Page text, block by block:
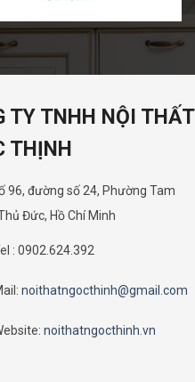
TY TNHH NỘI THẤT
THỊNH
96, đường số 24, Phường Tam
Đức, Hồ Chí Minh
: 0902.624.392
noithatngocthinh@gmail.com
noithatngocthinh.vn